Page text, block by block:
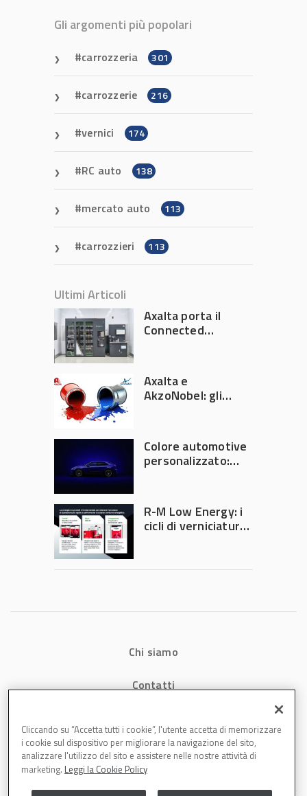
Gli argomenti più popolari
carrozzeria 301
carrozzerie 216
vernici 174
RC auto 138
mercato auto 113
carrozzieri 113
Ultimi Articoli
Axalta porta il
Connected
Automechanika
Frankfurt 2026
Axalta e
AkzoNobel: gli
Colore automotive
personalizzato:
diventa ingegneria
di precisione
R-M Low Energy: i
cicli di verniciatura
tempi e costi in
Chi siamo
Contatti
Cookies
Cliccando su “Accetta tutti i cookie”, l'utente accetta di memorizzare
i cookie sul dispositivo per migliorare la navigazione del sito,
analizzare l'utilizzo del sito e assistere nelle nostre attività di
marketing. Leggi la Cookie Policy